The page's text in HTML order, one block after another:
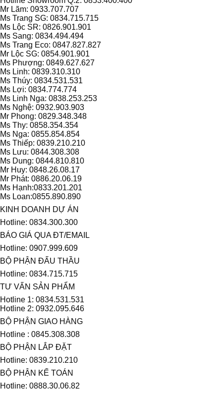
Mr Lãm: 0933.707.707
Ms Trang SG: 0834.715.715
Ms Lộc SR: 0826.901.901
Ms Sang: 0834.494.494
Ms Trang Eco: 0847.827.827
Mr Lộc SG: 0854.901.901
Ms Phượng: 0849.627.627
Ms Linh: 0839.310.310
Ms Thúy: 0834.531.531
Ms Lợi: 0834.774.774
Ms Linh Nga: 0838.253.253
Ms Nghệ: 0932.903.903
Mr Phong: 0829.348.348
Ms Thy: 0858.354.354
Ms Nga: 0855.854.854
Ms Thiếp: 0839.210.210
Ms Lưu: 0844.308.308
Ms Dung: 0844.810.810
Mr Huy: 0848.26.08.17
Mr Phát: 0886.20.06.19
Ms Hạnh:0833.201.201
Ms Loan:0855.890.890
KINH DOANH DỰ ÁN
Hotline: 0834.300.300
BÁO GIÁ QUA ĐT/EMAIL
Hotline: 0907.999.609
BỘ PHẬN ĐẤU THẦU
Hotline: 0834.715.715
TƯ VẤN SẢN PHẨM
Hotline 1: 0834.531.531
Hotline 2: 0932.095.646
BỘ PHẬN GIAO HÀNG
Hotline : 0845.308.308
BỘ PHẬN LẮP ĐẶT
Hotline: 0839.210.210
BỘ PHẬN KẾ TOÁN
Hotline: 0888.30.06.82